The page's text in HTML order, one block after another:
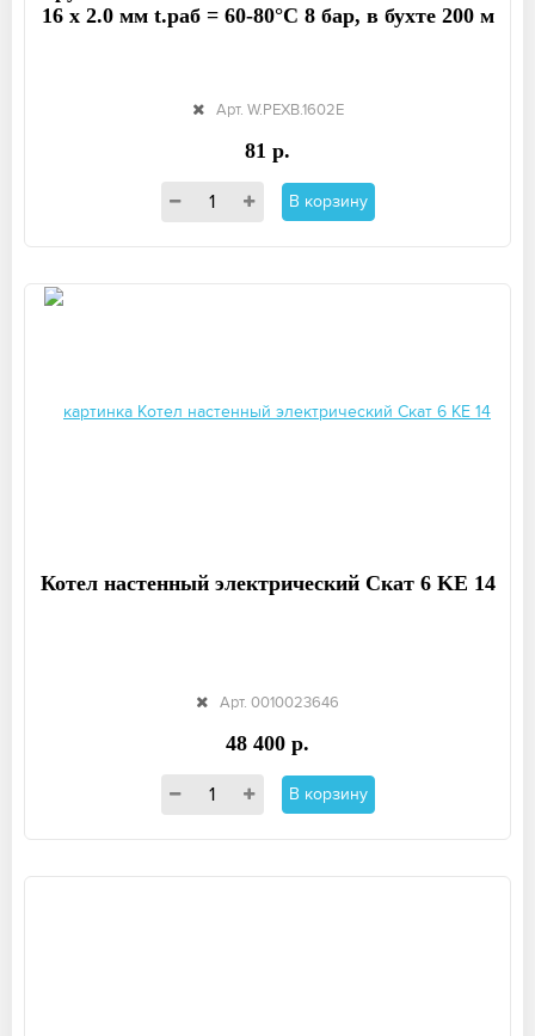
16 x 2.0 мм t.раб = 60-80°C 8 бар, в бухте 200 м
Арт. W.PEXB.1602E
81 р.
В корзину
Котел настенный электрический Скат 6 KE 14
Арт. 0010023646
48 400 р.
В корзину